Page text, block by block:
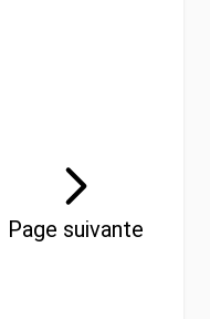
Page suivante